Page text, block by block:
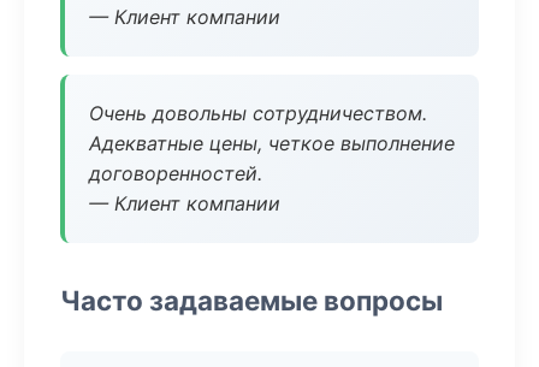
— Клиент компании
Очень довольны сотрудничеством.
Адекватные цены, четкое выполнение
договоренностей.
— Клиент компании
Часто задаваемые вопросы